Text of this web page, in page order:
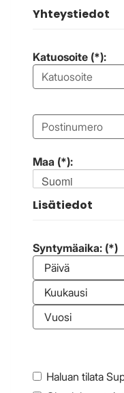
Yhteystiedot
Katuosoite (*):
Maa (*):
Suomi
Lisätiedot
Syntymäaika: (*)
Haluan tilata